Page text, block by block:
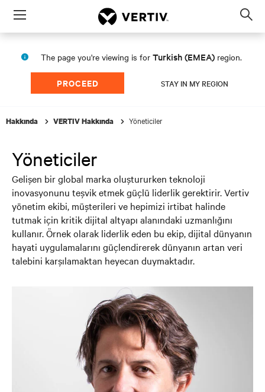
Menu
The page you're viewing is for Turkish (EMEA) region.
PROCEED STAY IN MY REGION
Hakkında VERTIV Hakkında Yöneticiler
Yöneticiler
Gelişen bir global marka oluştururken teknoloji
inovasyonunu teşvik etmek güçlü liderlik gerektirir. Vertiv
yönetim ekibi, müşterileri ve hepimizi irtibat halinde
tutmak için kritik dijital altyapı alanındaki uzmanlığını
kullanır. Örnek olarak liderlik eden bu ekip, dijital dünyanın
hayati uygulamalarını güçlendirerek dünyanın artan veri
talebini karşılamaktan heyecan duymaktadır.